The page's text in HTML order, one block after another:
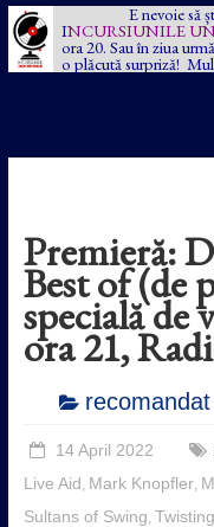
E nevoie să
INCURSIUNILE
ora 20. Sau în ziua
o plăcută surpriză!
Premieră:
Best of (de
specială de
ora 21,
recomandat
14 April 2022
Live Aid Mark Knopfler,
Sultans of Swing